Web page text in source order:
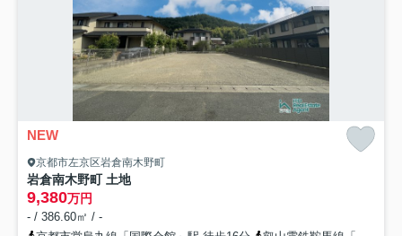
NEW
京都市左京区岩倉南木野町
岩倉南木野町 土地
9,380万円
- / 386.60㎡ / -